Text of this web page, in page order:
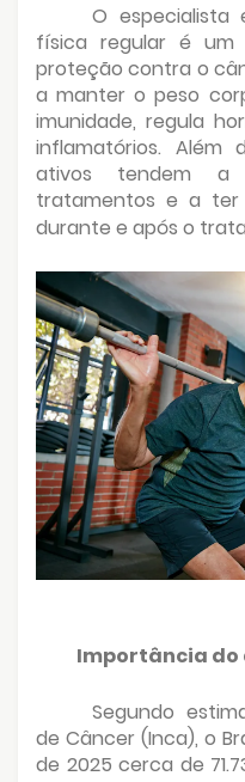
O especialista
física regular é um
proteção contra o
a manter o peso
imunidade, regula
inflamatórios. Além
ativos tendem a
tratamentos e a ter
durante e após o
Importância
Segundo
de Câncer (Inca), o
de 2025 cerca de